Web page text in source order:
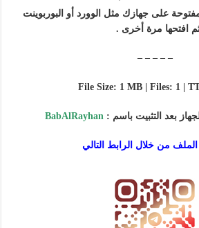
مفتوحة على جهازك مثل الوورد أو البوربوينت
افتحها مرة أخرى .
– – – – –
File Size: 1 MB | Files: 1 |
بعد التثبيت باسم :BabAlRayhan
من خلال الرابط التالي